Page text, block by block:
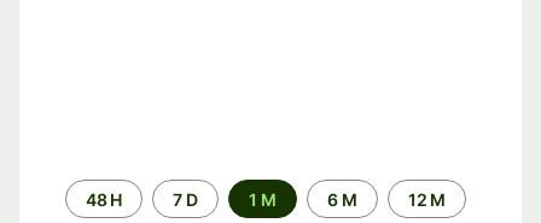
Periodo48 H 7 D 1 M 6 M 12 M